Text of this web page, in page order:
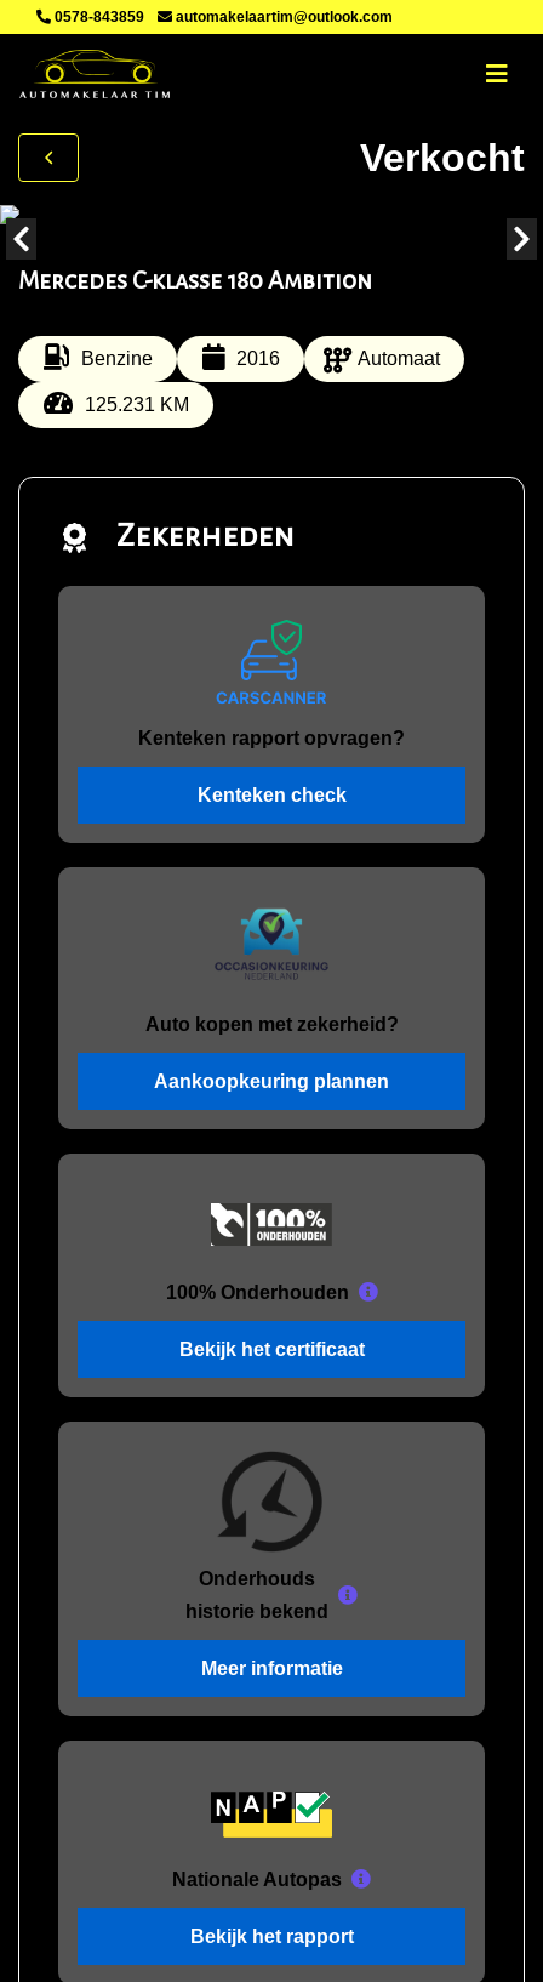
0578-843859 automakelaartim@outlook.com
Verkocht
Mercedes C-klasse 180 Ambition
Benzine 2016 Automaat
125.231 KM
Zekerheden
Kenteken rapport opvragen?
Kenteken check
Auto kopen met zekerheid?
Aankoopkeuring plannen
100% Onderhouden
Bekijk het certificaat
Onderhouds
historie bekend
Meer informatie
Nationale Autopas
Bekijk het rapport